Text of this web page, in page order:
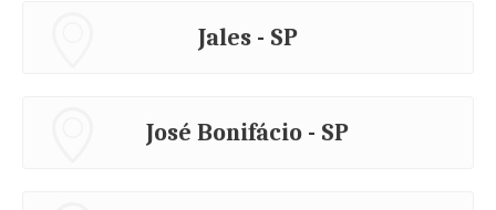
Jales - SP
José Bonifácio - SP